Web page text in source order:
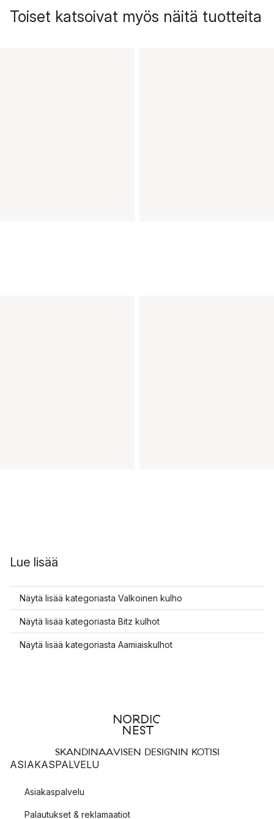
Toiset katsoivat myös näitä tuotteita
Lue lisää
Näytä lisää kategoriasta Valkoinen kulho
Näytä lisää kategoriasta Bitz kulhot
Näytä lisää kategoriasta Aamiaiskulhot
SKANDINAAVISEN DESIGNIN KOTISI
ASIAKASPALVELU
Asiakaspalvelu
Palautukset & reklamaatiot